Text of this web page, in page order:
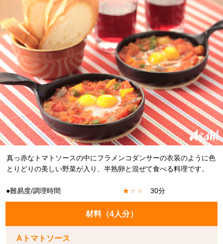
真っ赤なトマトソースの中にフラメンコダンサーの衣装のように色
とりどりの美しい野菜が入り、半熟卵と混ぜて食べる料理です。
●難易度/調理時間 ★★ ★ 30分
材料（4人分）
Aトマトソース